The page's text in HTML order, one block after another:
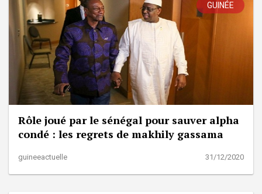
GUINÉE
Rôle joué par le sénégal pour sauver alpha
condé : les regrets de makhily gassama
guineeactuelle 31/12/2020